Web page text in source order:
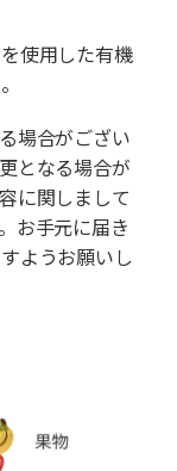
使用した有機
場合がござい
となる場合が
に関しまして
お手元に届き
ようお願いし